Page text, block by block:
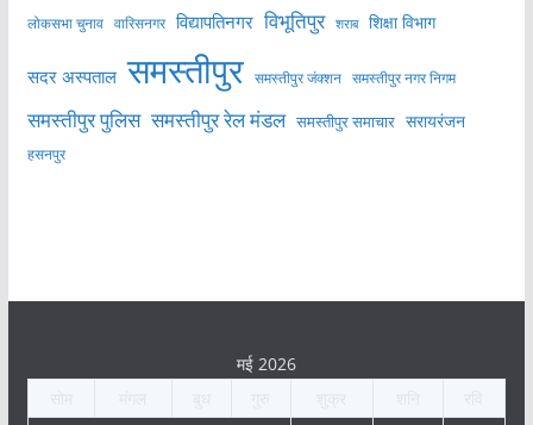
लोकसभा चुनाव वारिसनगर विद्यापतिनगर विभूतिपुर शराब शिक्षा विभाग
सदर अस्पताल समस्तीपुर समस्तीपुर जंक्शन समस्तीपुर नगर निगम
समस्तीपुर पुलिस समस्तीपुर रेल मंडल समस्तीपुर समाचार सरायरंजन
हसनपुर
मई 2026